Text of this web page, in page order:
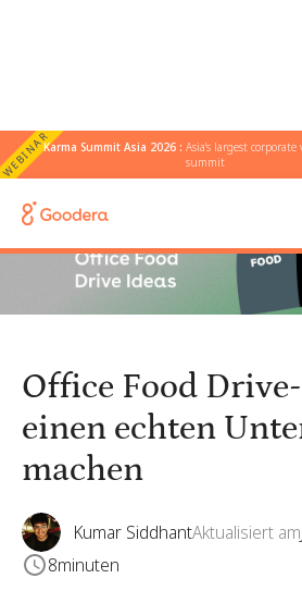
WEBINARKarma Summit Asia 2026 :Asia's largest
summit
← Alle Blogs
Office Food
einen echten
machen
Kumar SiddhantAktualisiert am
8minuten